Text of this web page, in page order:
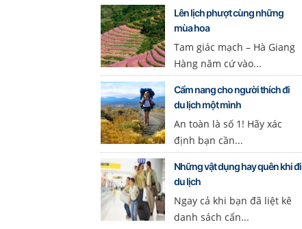
Lên lịch phượt cùng những
mùa hoa
Tam giác mạch – Hà Giang
Hàng năm cứ vào...
Cẩm nang cho người thích đi
du lịch một mình
An toàn là số 1! Hãy xác
định bạn cần...
Những vật dụng hay quên khi đi
du lịch
Ngay cả khi bạn đã liệt kê
danh sách cẩn...